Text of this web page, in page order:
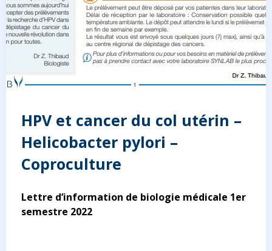
HPV et cancer du col utérin –
Helicobacter pylori –
Coproculture
Lettre d’information de biologie médicale 1er
semestre 2022